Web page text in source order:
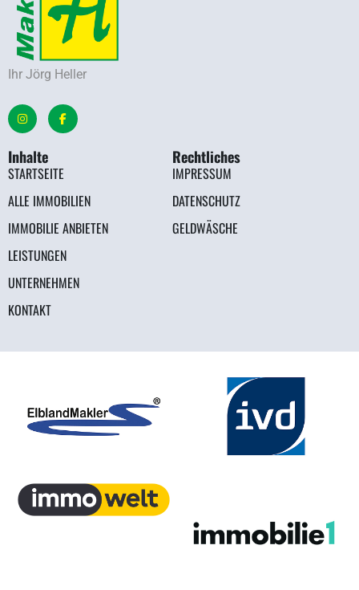
Ihr Jörg Heller
Inhalte
STARTSEITE
ALLE IMMOBILIEN
IMMOBILIE ANBIETEN
LEISTUNGEN
UNTERNEHMEN
KONTAKT
Rechtliches
IMPRESSUM
DATENSCHUTZ
GELDWÄSCHE